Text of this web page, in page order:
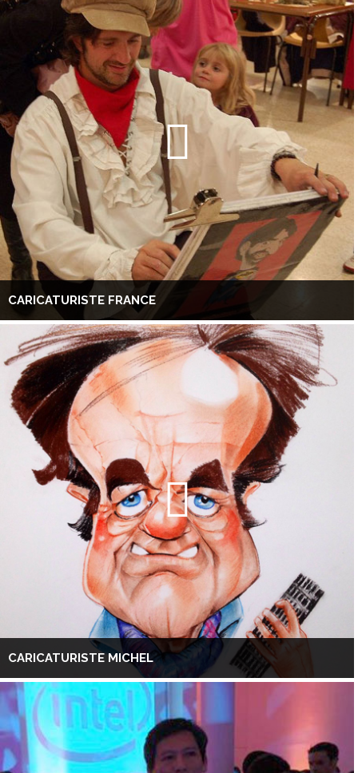
CARICATURISTE FRANCE
CARICATURISTE MICHEL